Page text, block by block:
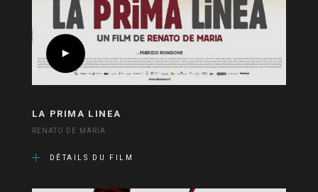
LA PRIMA LINEA
RENATO DE MARIA
DÉTAILS DU FILM